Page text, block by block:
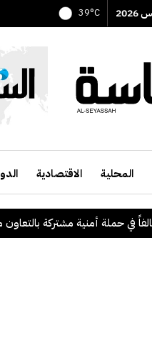
39°C
المحلية الاقتصادية